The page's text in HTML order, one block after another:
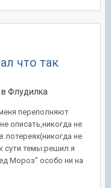
что так
Флудилка
переполняют
описать,никогда не
лотереях(никогда не
сути темы:решил я
Мороз" особо ни на